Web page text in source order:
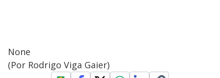
None
(Por Rodrigo Viga Gaier)